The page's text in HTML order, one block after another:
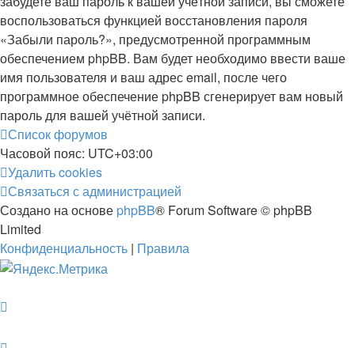
воспользоваться функцией восстановления пароля
«Забыли пароль?», предусмотренной программным
обеспечением phpBB. Вам будет необходимо ввести ваше
имя пользователя и ваш адрес email, после чего
программное обеспечение phpBB сгенерирует вам новый
пароль для вашей учётной записи.
Список форумов
Часовой пояс: UTC+03:00
Удалить cookies
Связаться с администрацией
Создано на основе phpBB® Forum Software © phpBB
Limited
Конфиденциальность | Правила